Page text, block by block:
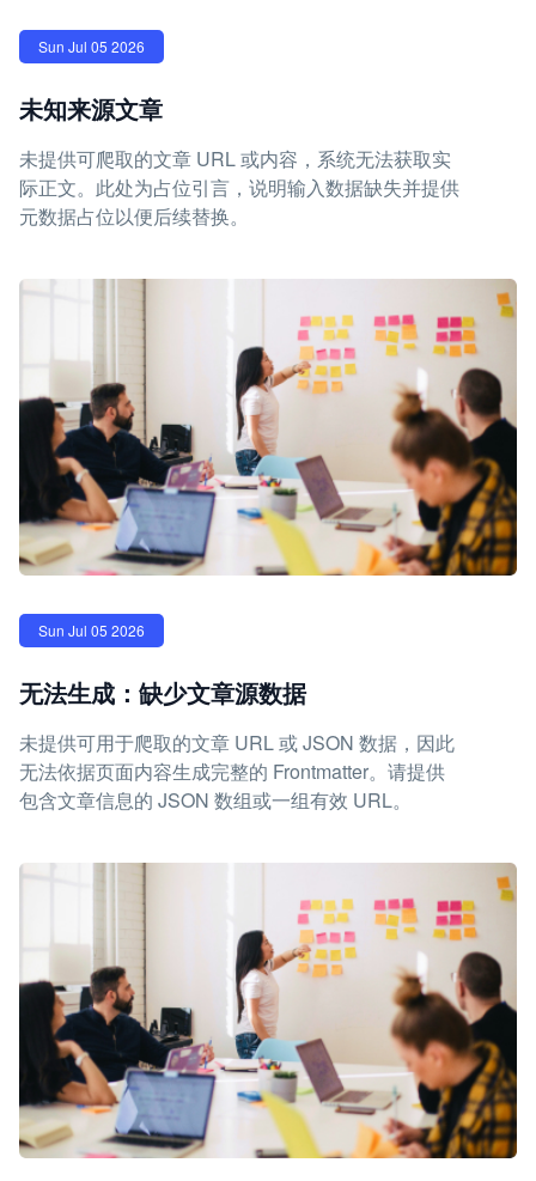
Sun Jul 05 2026
未知来源文章
未提供可爬取的文章 URL 或内容，系统无法获取实
际正文。此处为占位引言，说明输入数据缺失并提供
元数据占位以便后续替换。
Sun Jul 05 2026
无法生成：缺少文章源数据
未提供可用于爬取的文章 URL 或 JSON 数据，因此
无法依据页面内容生成完整的 Frontmatter。请提供
包含文章信息的 JSON 数组或一组有效 URL。